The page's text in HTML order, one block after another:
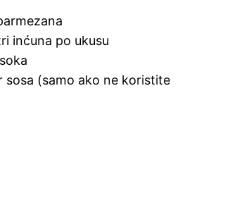
inćuna po ukusu
sosa (samo ako ne koristite